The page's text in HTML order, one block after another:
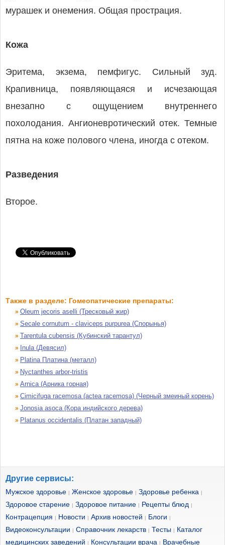
мурашек и онемения. Общая прострация.
Кожа
Эритема, экзема, пемфигус. Сильный зуд.
Крапивница, появляющаяся и исчезающая
внезапно с ощущением внутреннего
похолодания. Ангионевротический отек. Темные
пятна на коже полового члена, иногда с отеком.
Разведения
Второе.
Также в разделе: Гомеопатические препараты:
» Oleum jecoris aselli (Тресковый жир)
» Secale cornutum - claviceps purpurea (Спорынья)
» Tarentula cubensis (Кубинский тарантул)
» Inula (Девясил)
» Platina Платина (металл)
» Nyctanthes arbor-tristis
» Arnica (Арника горная)
» Cimicifuga racemosa (actea racemosa) (Черный змеиный корень)
» Jonosia asoca (Кора индийского дерева)
» Platanus occidentalis (Платан западный)
Другие сервисы:
Мужское здоровье | Женское здоровье | Здоровье ребенка |
Здоровое старение | Здоровое питание | Рецепты блюд |
Контрацепция | Новости | Архив новостей | Блоги |
Видеоконсультации | Справочник лекарств | Тесты | Каталог
медицинских заведений | Консультации врача | Врачебные